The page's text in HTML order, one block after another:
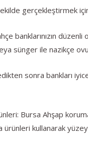
gerçekleştirmek için
banklarınızın
sünger ile nazikçe
sonra bankları
Bursa Ahşap
kullanarak